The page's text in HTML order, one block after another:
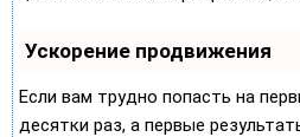
Ускорение продвижения
Если вам трудно попасть на
десятки раз, а первые